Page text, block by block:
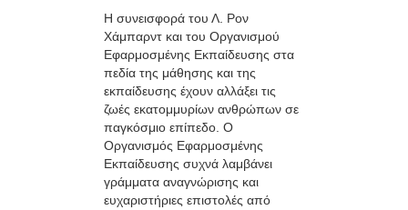
Η συνεισφορά του Λ. Ρον
Χάμπαρντ και του Οργανισμού
Εφαρμοσμένης Εκπαίδευσης στα
πεδία της μάθησης και της
εκπαίδευσης έχουν αλλάξει τις
ζωές εκατομμυρίων ανθρώπων σε
παγκόσμιο επίπεδο. Ο
Οργανισμός Εφαρμοσμένης
Εκπαίδευσης συχνά λαμβάνει
γράμματα αναγνώρισης και
ευχαριστήριες επιστολές από